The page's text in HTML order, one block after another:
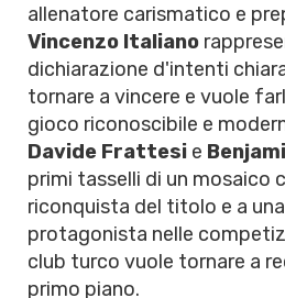
allenatore carismatico e
Vincenzo Italiano
dichiarazione d'intenti
tornare a vincere e vuole
gioco riconoscibile e
Davide Frattesi e
primi tasselli di un mosaico
riconquista del titolo e a
protagonista nelle
club turco vuole tornare a
primo piano.